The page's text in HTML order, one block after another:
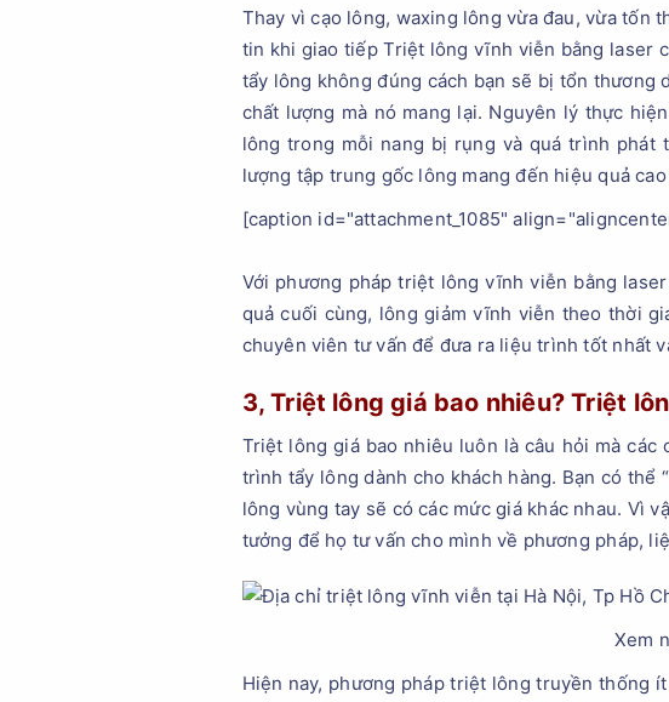
Thay vì cạo lông, waxing lông vừa đau, vừa tốn
tin khi giao tiếp Triệt lông vĩnh viễn bằng laser
tẩy lông không đúng cách bạn sẽ bị tổn
chất lượng mà nó mang lại. Nguyên lý thực
lông trong mỗi nang bị rụng và quá trình phát
lượng tập trung gốc lông mang đến hiệu quả
[caption id="attachment_1085"
Với phương pháp triệt lông vĩnh viễn bằng
quả cuối cùng, lông giảm vĩnh viễn theo thời
chuyên viên tư vấn để đưa ra liệu trình tốt nhất
3, Triệt lông giá bao nhiêu? Triệt
Triệt lông giá bao nhiêu luôn là câu hỏi mà
trình tẩy lông dành cho khách hàng. Bạn có thể “
lông vùng tay sẽ có các mức giá khác nhau. Vì
tưởng để họ tư vấn cho mình về phương pháp,
Xem
Hiện nay, phương pháp triệt lông truyền thống